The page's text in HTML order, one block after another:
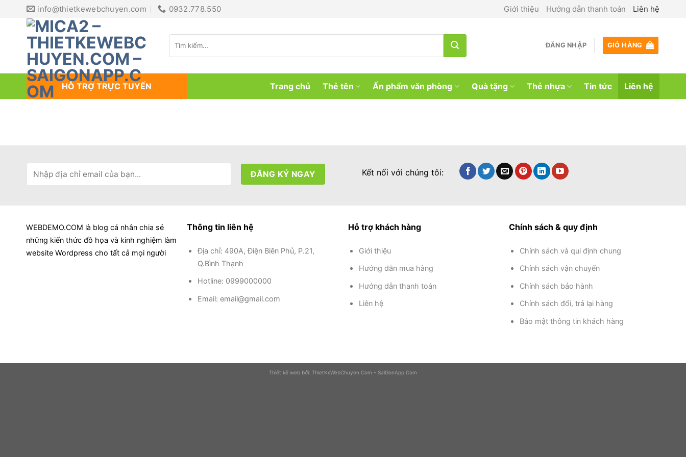
info@thietkewebchuyen.com 0932.778.550 Giới thiệu Hướng dẫn thanh toán Liên hệ
kiếm:
ĐĂNG NHẬP GIỎ HÀNG
HỖ TRỢ TRỰC TUYẾN Trang chủ Thẻ tên Ấn phẩm văn phòng Quà tặng Thẻ nhựa Tin tức Liên hệ
Kết nối với chúng tôi:
WEBDEMO.COM là blog cá nhân chia sẻ
những kiến thức đồ họa và kinh nghiệm làm
website Wordpress cho tất cả mọi người
Thông tin liên hệ
Địa chỉ: 490A, Điện Biên Phủ, P.21,
Q.Bình Thạnh
Hotline: 0999000000
Email: email@gmail.com
Hỗ trợ khách hàng
Giới thiệu
Hướng dẫn mua hàng
Hướng dẫn thanh toán
Liên hệ
Chính sách & quy định
Chính sách và qui định chung
Chính sách vận chuyển
Chính sách bảo hành
Chính sách đổi, trả lại hàng
Bảo mật thông tin khách hàng
Thiết kế web bởi: ThietKeWebChuyen.Com - SaiGonApp.Com